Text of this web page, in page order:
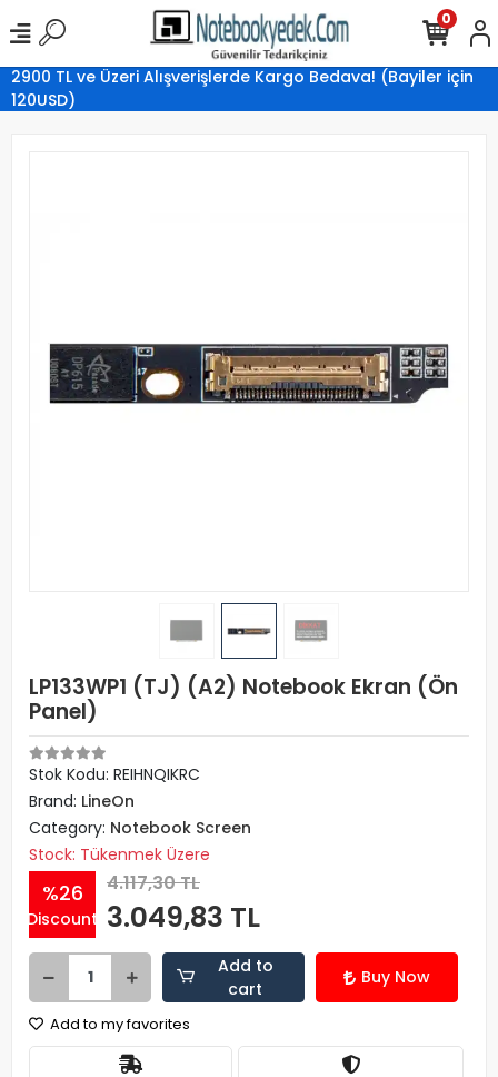
2900 TL ve Üzeri Alışverişlerde Kargo Bedava! (Bayiler için
120USD)
0
LP133WP1 (TJ) (A2) Notebook Ekran (Ön
Panel)
Stok Kodu: REIHNQIKRC
Brand: LineOn
Category: Notebook Screen
Stock: Tükenmek Üzere
%26
Discount
4.117,30 TL
3.049,83 TL
Add to
cart
Buy Now
Add to my favorites